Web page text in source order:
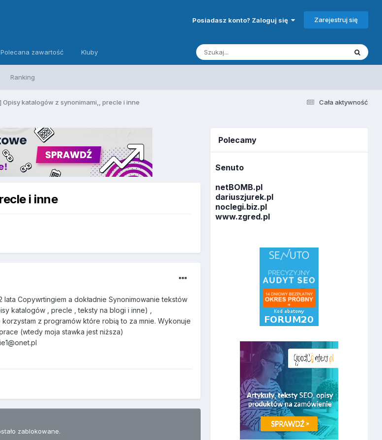
Posiadasz konto? Zaloguj się Zarejestruj się
Ranking
Polecana zawartość Kluby
Cała aktywność
Opisy katalogów z synonimami,, precle i inne
i inne
Copywrtingiem a dokładnie Synonimowanie tekstów
katalogów , precle , teksty na blogi i inne) ,
z programów które robią to za mnie. Wykonuje
(wtedy moja stawka jest niższa)
zablokowane.
Polecamy
Senuto
netBOMB.pl
dariuszjurek.pl
noclegi.biz.pl
www.zgred.pl